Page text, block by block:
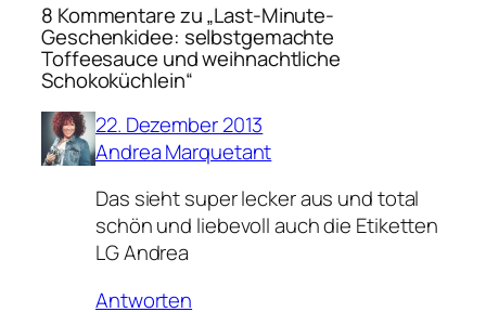
8 Kommentare zu „Last-Minute-
Geschenkidee: selbstgemachte
Toffeesauce und weihnachtliche
Schokoküchlein“
22. Dezember 2013
Andrea Marquetant
Das sieht super lecker aus und total
schön und liebevoll auch die Etiketten
LG Andrea
Antworten